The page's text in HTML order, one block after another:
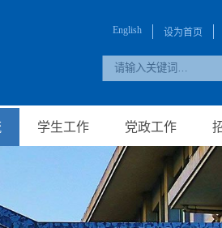
English 设为首页
学生工作 党政工作